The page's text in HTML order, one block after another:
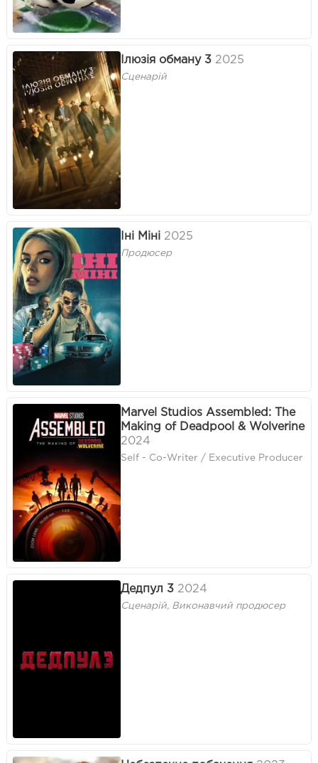
Ілюзія обману 3 2025
Сценарій
Іні Міні 2025
Продюсер
Marvel Studios Assembled: The
Making of Deadpool & Wolverine
2024
Self - Co-Writer / Executive Producer
Дедпул 3 2024
Сценарій, Виконавчий продюсер